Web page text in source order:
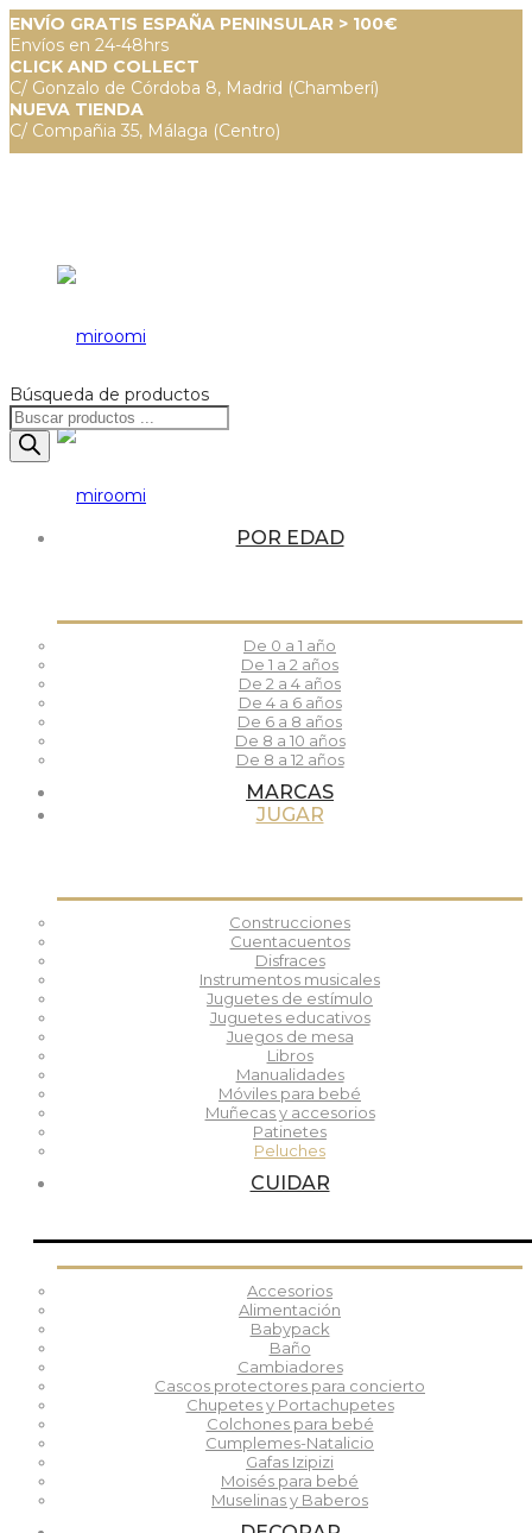
ENVÍO GRATIS ESPAÑA PENINSULAR > 100€
Envíos en 24-48hrs
CLICK AND COLLECT
C/ Gonzalo de Córdoba 8, Madrid (Chamberí)
NUEVA TIENDA
C/ Compañia 35, Málaga (Centro)
Búsqueda de productos
POR EDAD
De 0 a 1 año
De 1 a 2 años
De 2 a 4 años
De 4 a 6 años
De 6 a 8 años
De 8 a 10 años
De 8 a 12 años
MARCAS
JUGAR
Construcciones
Cuentacuentos
Disfraces
Instrumentos musicales
Juguetes de estímulo
Juguetes educativos
Juegos de mesa
Libros
Manualidades
Móviles para bebé
Muñecas y accesorios
Patinetes
Peluches
CUIDAR
Accesorios
Alimentación
Babypack
Baño
Cambiadores
Cascos protectores para concierto
Chupetes y Portachupetes
Colchones para bebé
Cumplemes-Natalicio
Gafas Izipizi
Moisés para bebé
Muselinas y Baberos